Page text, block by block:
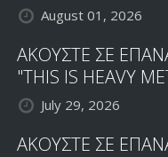
August 01, 2026
ΑΚΟΥΣΤΕ ΣΕ
"THIS IS HEAVY
July 29, 2026
ΑΚΟΥΣΤΕ ΣΕ